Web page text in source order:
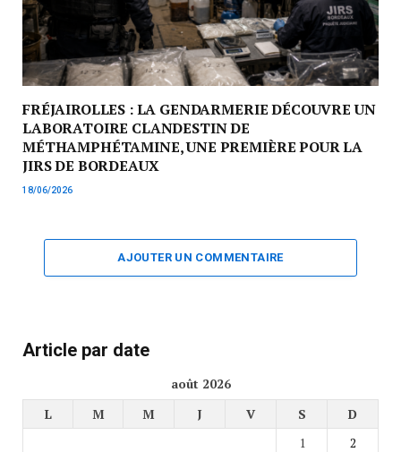
FRÉJAIROLLES : LA GENDARMERIE DÉCOUVRE UN
LABORATOIRE CLANDESTIN DE
MÉTHAMPHÉTAMINE, UNE PREMIÈRE POUR LA
JIRS DE BORDEAUX
18/06/2026
AJOUTER UN COMMENTAIRE
Article par date
août 2026
L
M M J V S
D
1
2